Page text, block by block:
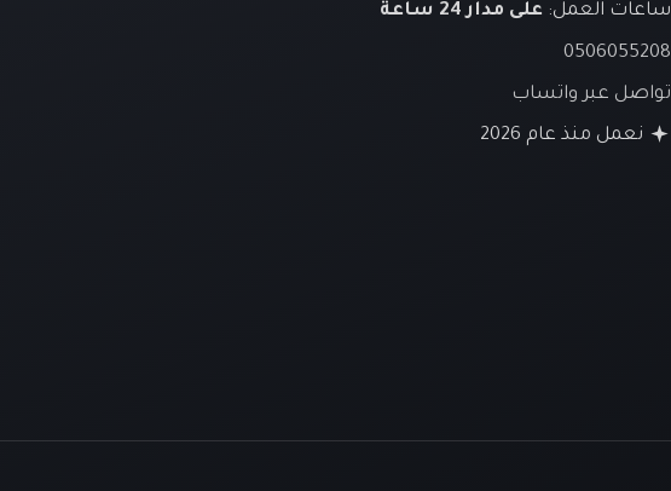
ساعات العمل: على مدار 24 ساعة
0506055208
تواصل عبر واتساب
نعمل منذ عام 2026